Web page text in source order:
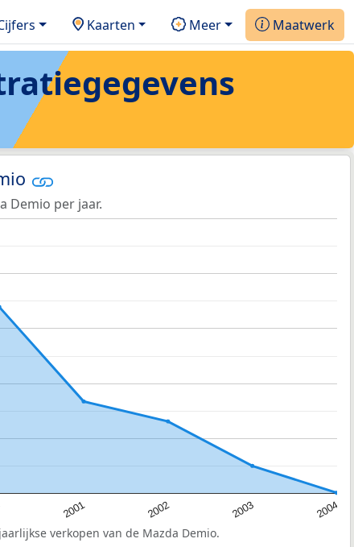
Kaarten Meer Maatwerk
Demio per jaar.
2001 2002 2003 2004
verkopen van de Mazda Demio.